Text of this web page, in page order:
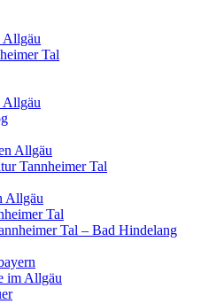
Allgäu
Tal
Allgäu
Allgäu
Tannheimer Tal
Allgäu
Tal
Tal – Bad Hindelang
im Allgäu